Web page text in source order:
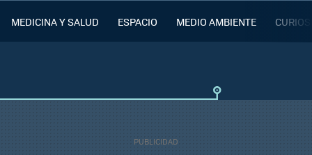
MEDICINA Y SALUD ESPACIO MEDIO AMBIENTE